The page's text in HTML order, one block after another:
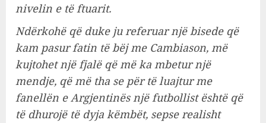
nivelin e të ftuarit.
Ndërkohë që duke ju referuar një bisede që
kam pasur fatin të bëj me Cambiason, më
kujtohet një fjalë që më ka mbetur një
mendje, që më tha se për të luajtur me
fanellën e Argjentinës një futbollist është që
të dhurojë të dyja këmbët, sepse realisht